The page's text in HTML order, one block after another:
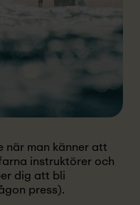
man känner att
instruktörer och
dig att bli
press).